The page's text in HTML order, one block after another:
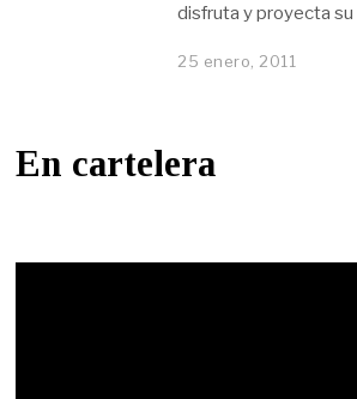
disfruta y proyecta su
25 enero, 2011
En cartelera